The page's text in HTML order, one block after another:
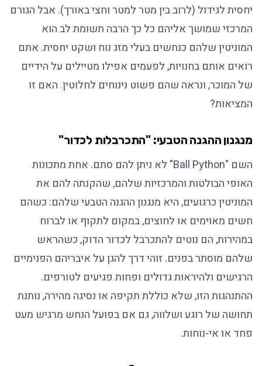
יחסית לגידול (לרוב בין מטר למטר וחצי באורך). אבל הגורם
המרכזי שמושך אליהם כל כך הרבה תשומת לב הוא
המוניטין שלהם כנחשים בעלי מזג נוח ושקט יחסית. אתם
רואים אותם בחנויות, לפעמים אפילו מטיילים על הידיים
של המוכר, ונראה שהם פשוט נינוחים לחלוטין. האם זו
המציאות?
מנגנון ההגנה הטבעי: "התכרבלות לכדור"
השם "Ball Python" לא ניתן להם סתם. אחת מתכונות
האופי הבולטות והמרכזיות שלהם, שהקנתה להם את
המוניטין כרגועים, היא מנגנון ההגנה הטבעי שלהם: כשהם
חשים מאוימים או לחוצים, במקום לתקוף או לברוח
במהירות, הם נוטים להתכרבל לכדור הדוק, כשהראש
שלהם מוסתר בפנים. זוהי דרך להגן על איבריהם הפנימיים
הרגישים ולהיראות גדולים ופחות פגיעים לטורפים.
ההתנהגות הזו, שלא כוללת תקיפה או נסיגה מהירה, נותנת
תחושה של רוגע ושלווה, גם אם בפועל הנחש מרגיש מעט
פחד או אי-נוחות.